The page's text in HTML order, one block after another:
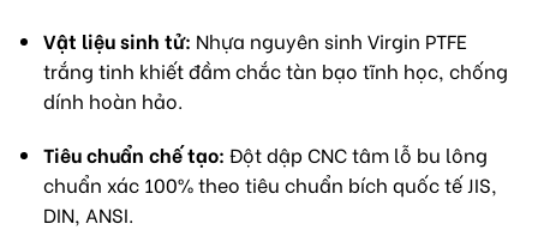
Vật liệu sinh tử: Nhựa nguyên sinh Virgin PTFE
trắng tinh khiết đầm chắc tàn bạo tĩnh học, chống
dính hoàn hảo.
Tiêu chuẩn chế tạo: Đột dập CNC tâm lỗ bu lông
chuẩn xác 100% theo tiêu chuẩn bích quốc tế JIS,
DIN, ANSI.